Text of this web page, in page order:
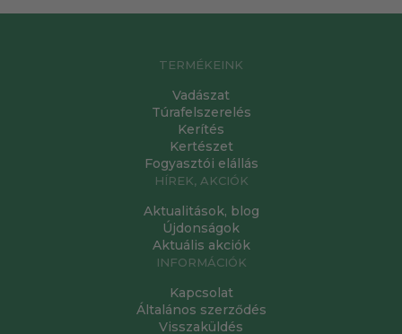
TERMÉKEINK
Vadászat
Túrafelszerelés
Kerítés
Kertészet
Fogyasztói elállás
HÍREK, AKCIÓK
Aktualitások, blog
Újdonságok
Aktuális akciók
INFORMÁCIÓK
Kapcsolat
Általános szerződés
Visszaküldés